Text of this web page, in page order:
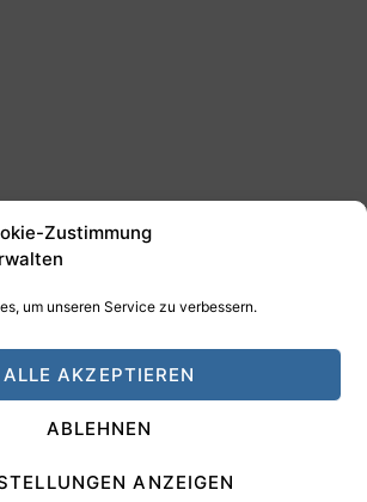
Zustimmung
um unseren Service zu verbessern.
ALLE AKZEPTIEREN
ABLEHNEN
ANZEIGEN
DESIGN - Digitale Medien
Datenschutz